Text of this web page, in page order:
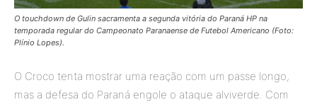
O touchdown de Gulin sacramenta a segunda vitória do Paraná HP na
temporada regular do Campeonato Paranaense de Futebol Americano (Foto:
Plínio Lopes).
O Croco tenta mostrar uma reação com um passe longo,
mas a defesa do Paraná engole o ataque alviverde. Com